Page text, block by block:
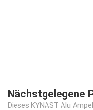
Nächstgelegene
Dieses KYNAST Alu